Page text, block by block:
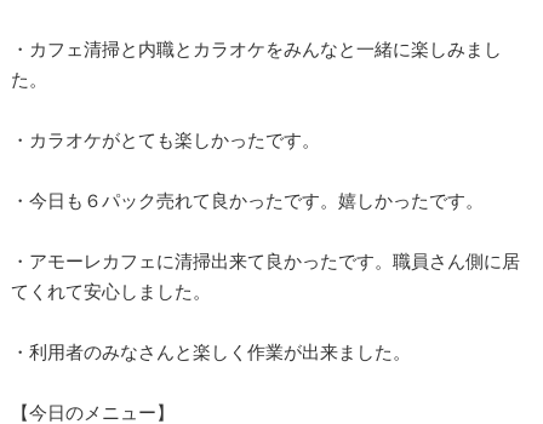
・カフェ清掃と内職とカラオケをみんなと一緒に楽しみまし
た。
・カラオケがとても楽しかったです。
・今日も６パック売れて良かったです。嬉しかったです。
・アモーレカフェに清掃出来て良かったです。職員さん側に居
てくれて安心しました。
・利用者のみなさんと楽しく作業が出来ました。
【今日のメニュー】